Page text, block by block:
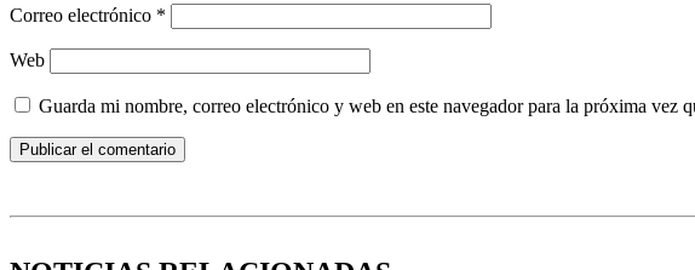
Correo electrónico *
Web
Guarda mi nombre, correo electrónico y web en este navegador para la próxima vez